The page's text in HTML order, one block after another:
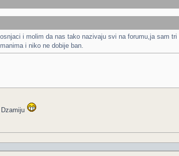
i molim da nas tako nazivaju svi na forumu,ja sam
i niko ne dobije ban.